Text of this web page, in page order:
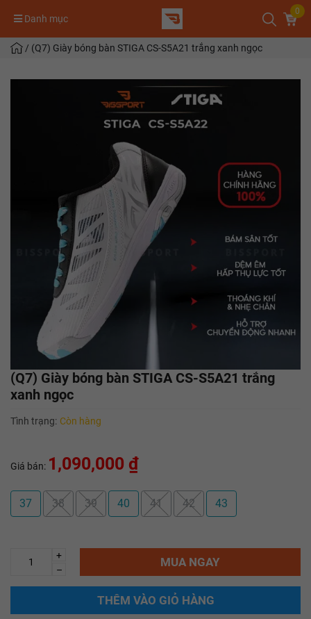
Danh mục
0
/ (Q7) Giày bóng bàn STIGA CS-S5A21 trắng xanh ngọc
(Q7) Giày bóng bàn STIGA CS-S5A21 trắng
xanh ngọc
Tình trạng: Còn hàng
Giá bán: 1,090,000 ₫
37 38 39 40 41 42 43
+
–
MUA NGAY
THÊM VÀO GIỎ HÀNG